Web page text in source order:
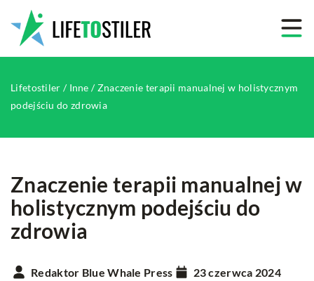
Lifetostiler / Inne /Znaczenie terapii manualnej w holistycznym
podejściu do zdrowia
Znaczenie terapii manualnej w
holistycznym podejściu do
zdrowia
Redaktor Blue Whale Press 23 czerwca 2024